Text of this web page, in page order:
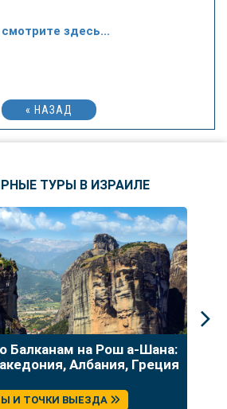
здесь...
« НАЗАД
ТУРЫ В ИЗРАИЛЕ
Балканам на Рош а-Шана:
Албания, Греция
И ТОЧКИ ВЫЕЗДА